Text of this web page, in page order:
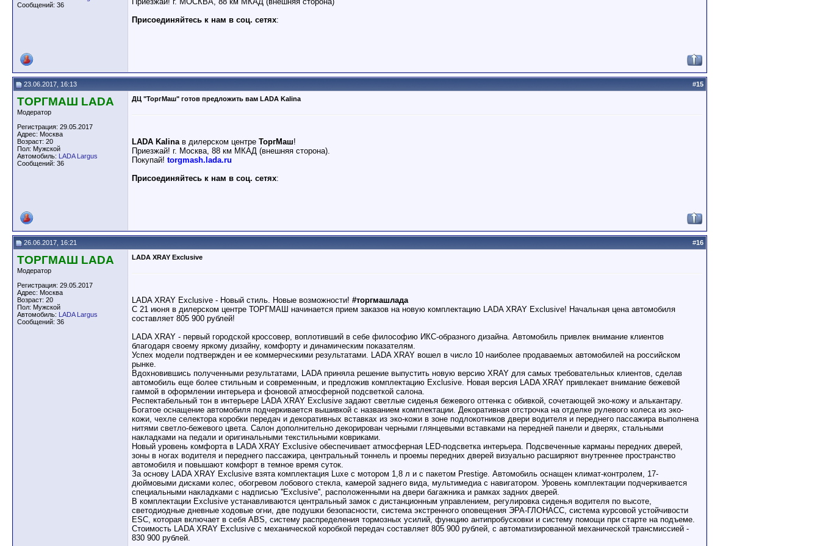
Сообщений: 36
Присоединяйтесь к нам в соц. сетях:
23.06.2017, 16:13 #15
ТОРГМАШ LADA
Модератор
Регистрация: 29.05.2017
Адрес: Москва
Возраст: 20
Пол: Мужской
Автомобиль: LADA Largus
Сообщений: 36
ДЦ "ТоргМаш" готов предложить вам LADA Kalina
LADA Kalinaв дилерском центре ТоргМаш!
Приезжай! г. Москва, 88 км МКАД (внешняя сторона).
Покупай! torgmash.lada.ru
Присоединяйтесь к нам в соц. сетях:
26.06.2017, 16:21 #16
ТОРГМАШ LADA
Модератор
Регистрация: 29.05.2017
Адрес: Москва
Возраст: 20
Пол: Мужской
Автомобиль: LADA Largus
Сообщений: 36
LADA XRAY Exclusive
LADA XRAY Exclusive - Новый стиль. Новые возможности! #торгмашлада
С 21 июня в дилерском центре ТОРГМАШ начинается прием заказов на новую комплектацию LADA XRAY Exclusive! Начальная цена автомобиля
составляет 805 900 рублей!
LADA XRAY - первый городской кроссовер, воплотивший в себе философию ИКС-образного дизайна. Автомобиль привлек внимание клиентов
благодаря своему яркому дизайну, комфорту и динамическим показателям.
Успех модели подтвержден и ее коммерческими результатами. LADA XRAY вошел в число 10 наиболее продаваемых автомобилей на российском
рынке.
Вдохновившись полученными результатами, LADA приняла решение выпустить новую версию XRAY для самых требовательных клиентов, сделав
автомобиль еще более стильным и современным, и предложив комплектацию Exclusive. Новая версия LADA XRAY привлекает внимание бежевой
гаммой в оформлении интерьера и фоновой атмосферной подсветкой салона.
Респектабельный тон в интерьере LADA XRAY Exclusive задают светлые сиденья бежевого оттенка с обивкой, сочетающей эко-кожу и алькантару.
Богатое оснащение автомобиля подчеркивается вышивкой с названием комплектации. Декоративная отстрочка на отделке рулевого колеса из эко-
кожи, чехле селектора коробки передач и декоративных вставках из эко-кожи в зоне подлокотников двери водителя и переднего пассажира выполнена
нитями светло-бежевого цвета. Салон дополнительно декорирован черными глянцевыми вставками на передней панели и дверях, стальными
накладками на педали и оригинальными текстильными ковриками.
Новый уровень комфорта в LADA XRAY Exclusive обеспечивает атмосферная LED-подсветка интерьера. Подсвеченные карманы передних дверей,
зоны в ногах водителя и переднего пассажира, центральный тоннель и проемы передних дверей визуально расширяют внутреннее пространство
автомобиля и повышают комфорт в темное время суток.
За основу LADA XRAY Exclusive взята комплектация Luxe с мотором 1,8 л и с пакетом Prestige. Автомобиль оснащен климат-контролем, 17-
дюймовыми дисками колес, обогревом лобового стекла, камерой заднего вида, мультимедиа с навигатором. Уровень комплектации подчеркивается
специальными накладками с надписью ''Exclusive'', расположенными на двери багажника и рамках задних дверей.
В комплектации Exclusive устанавливаются центральный замок с дистанционным управлением, регулировка сиденья водителя по высоте,
светодиодные дневные ходовые огни, две подушки безопасности, система экстренного оповещения ЭРА-ГЛОНАСС, система курсовой устойчивости
ESC, которая включает в себя ABS, систему распределения тормозных усилий, функцию антипробусковки и систему помощи при старте на подъеме.
Стоимость LADA XRAY Exclusive с механической коробкой передач составляет 805 900 рублей, с автоматизированной механической трансмиссией -
830 900 рублей.